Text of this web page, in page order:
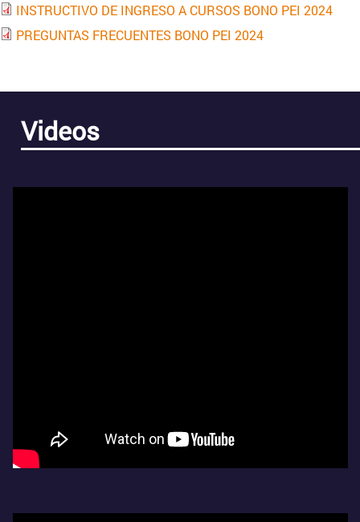
INSTRUCTIVO DE INGRESO A CURSOS BONO PEI 2024
PREGUNTAS FRECUENTES BONO PEI 2024
Videos